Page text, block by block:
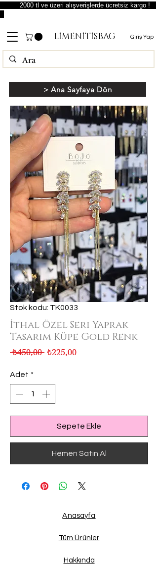
LİMENİTİSBAG Giriş Yap
2000 tl ve üzeri alışverişlerde ücretsiz kargo !
Stok kodu: TK0033
İthal Özel Seri Yaprak
Tasarım Küpe Gold Renk
₺450,00 Normal
₺225,00İndirimli
Adet *
Sepete Ekle
Hemen Satın Al
> Ana Sayfaya Dön
Anasayfa
Tüm Ürünler
Hakkında